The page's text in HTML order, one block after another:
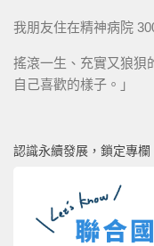
我朋友住在精神病院
搖滾一生、充實又狼狽
自己喜歡的樣子。」
認識永續發展，鎖定專欄